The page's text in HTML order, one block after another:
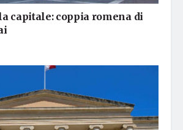
capitale: coppia romena di